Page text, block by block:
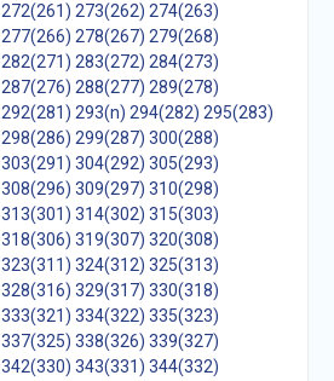
272(261) 273(262) 274(263)
277(266) 278(267) 279(268)
282(271) 283(272) 284(273)
287(276) 288(277) 289(278)
292(281) 293(n) 294(282) 295(283)
298(286) 299(287) 300(288)
303(291) 304(292) 305(293)
308(296) 309(297) 310(298)
313(301) 314(302) 315(303)
318(306) 319(307) 320(308)
323(311) 324(312) 325(313)
328(316) 329(317) 330(318)
333(321) 334(322) 335(323)
337(325) 338(326) 339(327)
342(330) 343(331) 344(332)